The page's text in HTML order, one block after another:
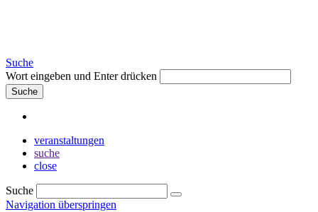
Suche
Wort eingeben und Enter drücken
Suche
veranstaltungen
suche
close
Suche
Navigation überspringen